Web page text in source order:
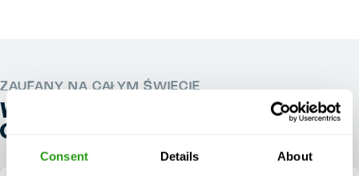
Consent Details About
ZAUFANY NA CAŁYM ŚWIECIE
WSZYSTKIE INNE
OSHA E-LEARNING
COURSES